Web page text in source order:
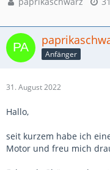
Anfänger
31. August 2022
Hallo,
seit kurzem habe ich
Motor und freu mich